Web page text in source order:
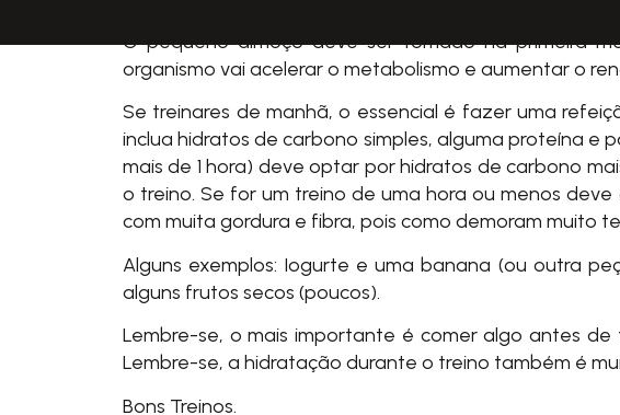
O pequeno-almoço deve ser tomado na primeira
organismo vai acelerar o metabolismo e aumentar o
Se treinares de manhã, o essencial é fazer uma
inclua hidratos de carbono simples, alguma proteína e
mais de 1 hora) deve optar por hidratos de carbono
o treino. Se for um treino de uma hora ou menos
com muita gordura e fibra, pois como demoram muito
Alguns exemplos: Iogurte e uma banana (ou outra
alguns frutos secos (poucos).
Lembre-se, o mais importante é comer algo antes
Lembre-se, a hidratação durante o treino também é
Bons Treinos.